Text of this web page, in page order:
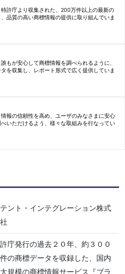
許庁より収集された、200万件以上の最新の
品質の高い商標情報の提供に取り組んでいま
もが安心して商標情報を調べられるように、
を収集し、レポート形式で広く提供していま
報の信頼性を高め、ユーザのみなさまに安心
いただけるよう、様々な取組みを行なってい
ント・インテグレーション株式
庁発行の過去２０年、約３００
の商標データを収録した、国内
規模の商標情報サービス『ブラ